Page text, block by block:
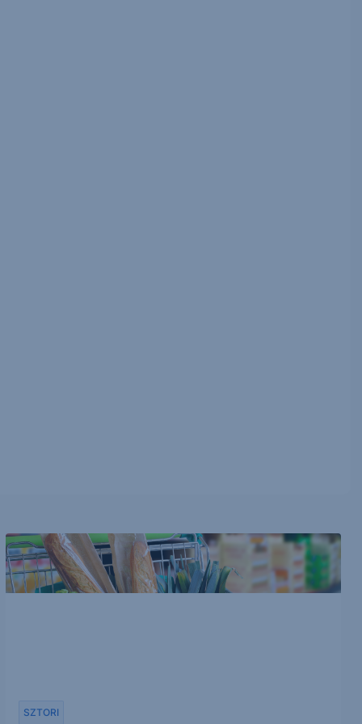
SZTORI